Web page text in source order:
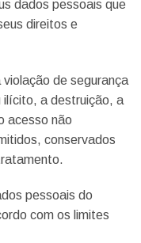
dados pessoais que
direitos e
de segurança
ilícito, a destruição, a
acesso não
conservados
pessoais do
com os limites